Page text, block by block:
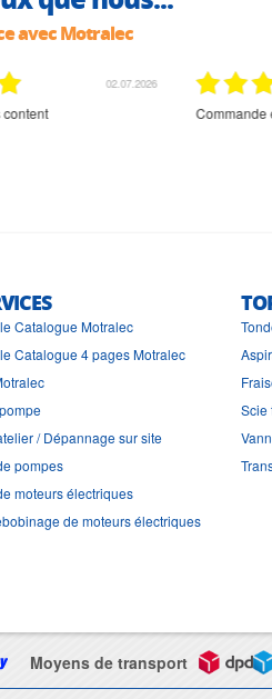
avec Motralec
02.07.2026
Commande
Catalogue Motralec
Catalogue 4 pages Motralec
/ Dépannage sur site
pompes
moteurs électriques
de moteurs électriques
Scie
Moyens de transport